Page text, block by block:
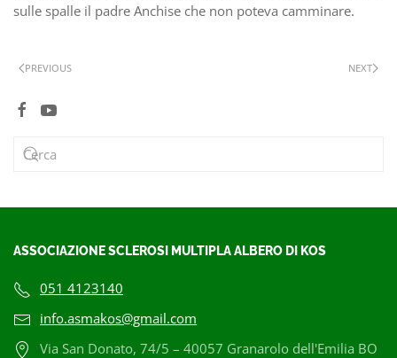
sulle spalle il padre Anchise che non poteva camminare.
PREVIOUS NEXT
ASSOCIAZIONE SCLEROSI MULTIPLA ALBERO DI KOS
051 4123140
info.asmakos@gmail.com
Via San Donato, 74/5 – 40057 Granarolo dell'Emilia BO